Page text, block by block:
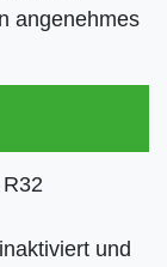
angenehmes
und